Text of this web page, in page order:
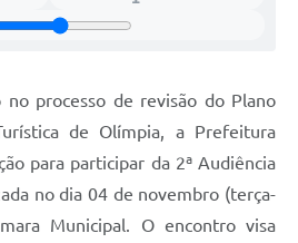
no processo de revisão do Plano
de Olímpia, a Prefeitura
para participar da 2ª Audiência
no dia 04 de novembro (terça-
Municipal. O encontro visa